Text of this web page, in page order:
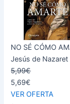
NO SÉ CÓMO
Jesús de Nazaret
5,99€
5,69€
VER OFERTA